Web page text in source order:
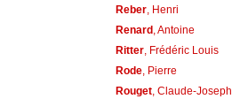
Reber, Henri
Renard , Antoine
Ritter, Frédéric Louis
Rode, Pierre
Rouget, Claude-Joseph